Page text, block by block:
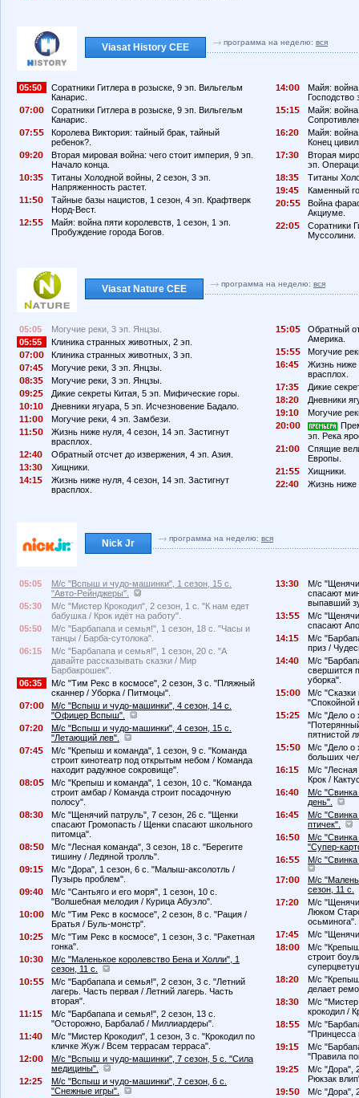
Viasat History CEE программа на неделю: вся
05:50
Соратники Гитлера в розыске, 9 эп. Вильгельм
Канарис.
7:
Соратники Гитлера в розыске, 9 эп. Вильгельм
Канарис.
7:
Королева Виктория: тайный брак, тайный
ребенок?.
9:2
Вторая мировая война: чего стоит империя, 9 эп.
Начало конца.
1
:3
Титаны Холодной войны, 2 сезон, 3 эп.
Напряженность растет.
11:
Тайные базы нацистов, 1 сезон, 4 эп. Крафтверк
Норд-Вест.
12:
Майя: война пяти королевств, 1 сезон, 1 эп.
Пробуждение города Богов.
14:
Майя: война
1
:1
Майя: война
16:2
Майя: война
Конец
17:3
Вторая
эп.
18:3
Титаны
19:4
Каменный
2
:
Война
Акциуме.
22:
Соратники
Муссолини.
Viasat Nature CEE программа на неделю: вся
05:05
Могучие реки, 3 эп. Янцзы.
05:55
Клиника странных животных, 2 эп.
7:
Клиника странных животных, 3 эп.
7:4
Могучие реки, 3 эп. Янцзы.
8:3
Могучие реки, 3 эп. Янцзы.
9:2
Дикие секреты Китая, 5 эп. Мифические горы.
1
:1
Дневники ягуара, 5 эп. Исчезновение Бадало.
11:
Могучие реки, 4 эп. Замбези.
11:
Жизнь ниже нуля, 4 сезон, 14 эп. Застигнут
врасплох.
12:4
Обратный отсчет до извержения, 4 эп. Азия.
13:3
Хищники.
14:1
Жизнь ниже нуля, 4 сезон, 14 эп. Застигнут
врасплох.
1 :
Обратный
Америка.
1
:
Могучие
16:4
Жизнь ниже
врасплох.
17:3
Дикие
18:2
Дневники
19:1
Могучие
2
:
эп. Река
21:
Спящие
Европы.
21:
Хищники.
22:4
Жизнь ниже
Nick Jr программа на неделю: вся
05:05
М/с "Вспыш и чудо-машинки", 1 сезон, 15 с.
"Авто-Рейнджеры".
05:30
М/с "Мистер Крокодил", 2 сезон, 1 с. "К нам едет
бабушка / Крок идёт на работу".
05:50
М/с "Барбапапа и семья!", 1 сезон, 18 с. "Часы и
танцы / Барба-сутолока".
06:15
М/с "Барбапапа и семья!", 1 сезон, 20 с. "А
давайте рассказывать сказки / Мир
Барбакрошек".
06:35
М/с "Тим Рекс в космосе", 2 сезон, 3 с. "Пляжный
сканнер / Уборка / Питмоцы".
7:
М/с "Вспыш и чудо-машинки", 4 сезон, 14 с.
"Офицер Вспыш".
7:2
М/с "Вспыш и чудо-машинки", 4 сезон, 15 с.
"Летающий лев".
7:4
М/с "Крепыш и команда", 1 сезон, 9 с. "Команда
строит кинотеатр под открытым небом / Команда
находит радужное сокровище".
8:
М/с "Крепыш и команда", 1 сезон, 10 с. "Команда
строит амбар / Команда строит посадочную
полосу".
8:3
М/с "Щенячий патруль", 7 сезон, 26 с. "Щенки
спасают Громопасть / Щенки спасают школьного
питомца".
8:
М/с "Лесная команда", 3 сезон, 18 с. "Берегите
тишину / Ледяной тролль".
9:1
М/с "Дора", 1 сезон, 6 с. "Малыш-аксолотль /
Пузырь проблем".
9:4
М/с "Сантьяго и его моря", 1 сезон, 10 с.
"Волшебная мелодия / Курица Абуэло".
1
:
М/с "Тим Рекс в космосе", 2 сезон, 8 с. "Рация /
Братья / Буль-монстр".
1
:2
М/с "Тим Рекс в космосе", 1 сезон, 3 с. "Ракетная
гонка".
1
:3
М/с "Маленькое королевство Бена и Холли", 1
сезон, 11 с.
1
:
М/с "Барбапапа и семья!", 2 сезон, 3 с. "Летний
лагерь. Часть первая / Летний лагерь. Часть
вторая".
11:1
М/с "Барбапапа и семья!", 2 сезон, 13 с.
"Осторожно, Барбалаб / Миллиардеры".
11:4
М/с "Мистер Крокодил", 1 сезон, 3 с. "Крокодил по
кличке Жуж / Всем террасам терраса".
12:
М/с "Вспыш и чудо-машинки", 7 сезон, 5 с. "Сила
медицины".
12:2
М/с "Вспыш и чудо-машинки", 7 сезон, 6 с.
"Снежные игры".
13:3
М/с
спасают
выпавший
13:
М/с
спасают
14:1
М/с
приз /
14:4
М/с
свершится
уборка".
1
:
М/с "Сказки
"Спокойной
1
:2
М/с "Дело о
пятнистой
1
:
М/с "Дело о
больших
16:1
М/с "Лесная
Крок /
16:4
М/с "Свинка
день".
16:4
М/с "Свинка
птичек".
16:
М/с
"Супер-
16:
М/с "Свинка
17:
М/с
сезон, 11 с.
17:2
М/с
Люком
осьминога".
17:4
М/с
18:
М/с
строит
18:2
М/с
делает
18:3
М/с "Мистер
крокодил /
18:
М/с
"Принцесса
19:1
М/с
"Правила
19:2
М/с "Дора",
Рюкзак
19:
М/с "Дора",